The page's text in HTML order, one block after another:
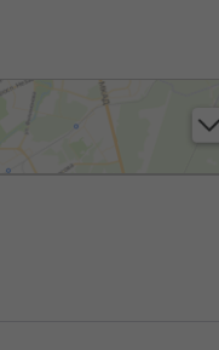
уже есть игровые и
шикарный парк с
животных.
129 от 06.09.06г.